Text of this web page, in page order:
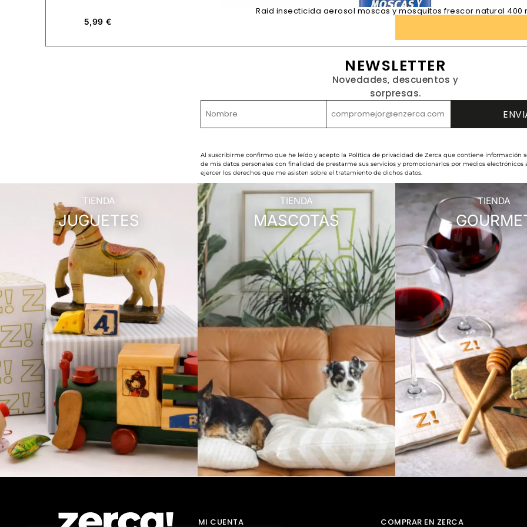
Raid insecticida aerosol moscas y mosquitos frescor natural 400
5,99€
NEWSLETTER
Novedades, descuentos y
sorpresas.
Al suscribirme confirmo que he leído y acepto la Política de privacidad de Zerca que contiene información
de mis datos personales con finalidad de prestarme sus servicios y promocionarlos por medios electrónicos
ejercer los derechos que me asisten sobre el tratamiento de dichos datos.
TIENDA
JUGUETES
TIENDA
MASCOTAS
TIENDA
MI CUENTA
COMPRAR EN ZERCA